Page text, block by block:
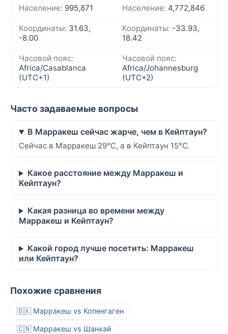
Население: 995,871 Население: 4,772,846
Координаты: 31.63,
-8.00
Координаты: -33.93,
18.42
Часовой пояс:
Africa/Casablanca
(UTC+1)
Часовой пояс:
Africa/Johannesburg
(UTC+2)
Часто задаваемые вопросы
В Марракеш сейчас жарче, чем в Кейптаун?
Сейчас в Марракеш 29°C, а в Кейптаун 15°C.
Какое расстояние между Марракеш и
Кейптаун?
Какая разница во времени между
Марракеш и Кейптаун?
Какой город лучше посетить: Марракеш
или Кейптаун?
Похожие сравнения
🇩🇰 Марракеш vs Копенгаген
🇨🇳 Марракеш vs Шанхай